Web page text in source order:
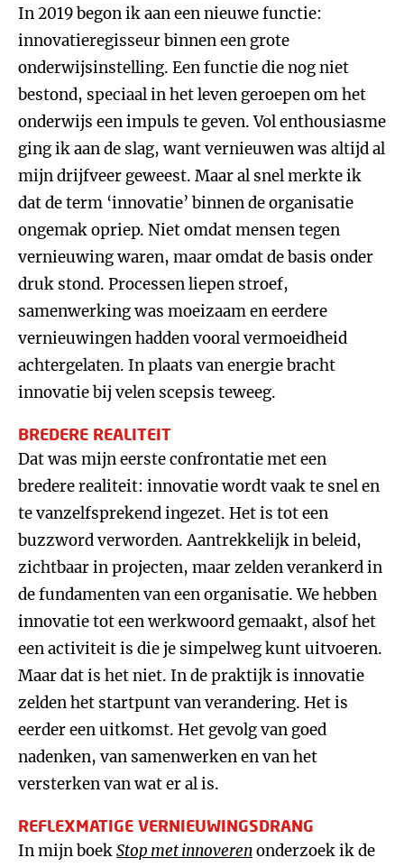
In 2019 begon ik aan een nieuwe functie:
innovatieregisseur binnen een grote
onderwijsinstelling. Een functie die nog niet
bestond, speciaal in het leven geroepen om het
onderwijs een impuls te geven. Vol enthousiasme
ging ik aan de slag, want vernieuwen was altijd al
mijn drijfveer geweest. Maar al snel merkte ik
dat de term ‘innovatie’ binnen de organisatie
ongemak opriep. Niet omdat mensen tegen
vernieuwing waren, maar omdat de basis onder
druk stond. Processen liepen stroef,
samenwerking was moeizaam en eerdere
vernieuwingen hadden vooral vermoeidheid
achtergelaten. In plaats van energie bracht
innovatie bij velen scepsis teweeg.
BREDERE REALITEIT
Dat was mijn eerste confrontatie met een
bredere realiteit: innovatie wordt vaak te snel en
te vanzelfsprekend ingezet. Het is tot een
buzzword verworden. Aantrekkelijk in beleid,
zichtbaar in projecten, maar zelden verankerd in
de fundamenten van een organisatie. We hebben
innovatie tot een werkwoord gemaakt, alsof het
een activiteit is die je simpelweg kunt uitvoeren.
Maar dat is het niet. In de praktijk is innovatie
zelden het startpunt van verandering. Het is
eerder een uitkomst. Het gevolg van goed
nadenken, van samenwerken en van het
versterken van wat er al is.
REFLEXMATIGE VERNIEUWINGSDRANG
In mijn boekStop met innoverenonderzoek ik de